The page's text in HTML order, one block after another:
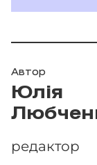
Автор
Юлія
редактор